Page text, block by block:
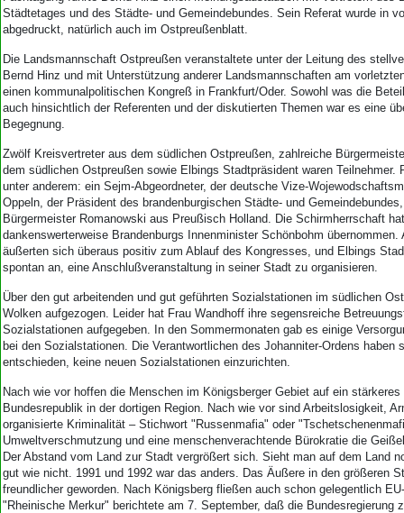
Städtetages und des Städte- und Gemeindebundes. Sein Referat wurde in
abgedruckt, natürlich auch im Ostpreußenblatt.
Die Landsmannschaft Ostpreußen veranstaltete unter der Leitung des
Bernd Hinz und mit Unterstützung anderer Landsmannschaften am
einen kommunalpolitischen Kongreß in Frankfurt/Oder. Sowohl was die
auch hinsichtlich der Referenten und der diskutierten Themen war es eine
Begegnung.
Zwölf Kreisvertreter aus dem südlichen Ostpreußen, zahlreiche
dem südlichen Ostpreußen sowie Elbings Stadtpräsident waren Teilnehmer.
unter anderem: ein Sejm-Abgeordneter, der deutsche Vize-
Oppeln, der Präsident des brandenburgischen Städte- und
Bürgermeister Romanowski aus Preußisch Holland. Die Schirmherrschaft
dankenswerterweise Brandenburgs Innenminister Schönbohm übernommen.
äußerten sich überaus positiv zum Ablauf des Kongresses, und Elbings
spontan an, eine Anschlußveranstaltung in seiner Stadt zu organisieren.
Über den gut arbeitenden und gut geführten Sozialstationen im südlichen
Wolken aufgezogen. Leider hat Frau Wandhoff ihre segensreiche
Sozialstationen aufgegeben. In den Sommermonaten gab es einige
bei den Sozialstationen. Die Verantwortlichen des Johanniter-Ordens haben
entschieden, keine neuen Sozialstationen einzurichten.
Nach wie vor hoffen die Menschen im Königsberger Gebiet auf ein stärkeres
Bundesrepublik in der dortigen Region. Nach wie vor sind Arbeitslosigkeit,
organisierte Kriminalität – Stichwort "Russenmafia" oder
Umweltverschmutzung und eine menschenverachtende Bürokratie die
Der Abstand vom Land zur Stadt vergrößert sich. Sieht man auf dem Land
gut wie nicht. 1991 und 1992 war das anders. Das Äußere in den größeren
freundlicher geworden. Nach Königsberg fließen auch schon gelegentlich
"Rheinische Merkur" berichtete am 7. September, daß die Bundesregierung